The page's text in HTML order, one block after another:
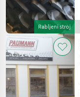
Rabljeni stroj